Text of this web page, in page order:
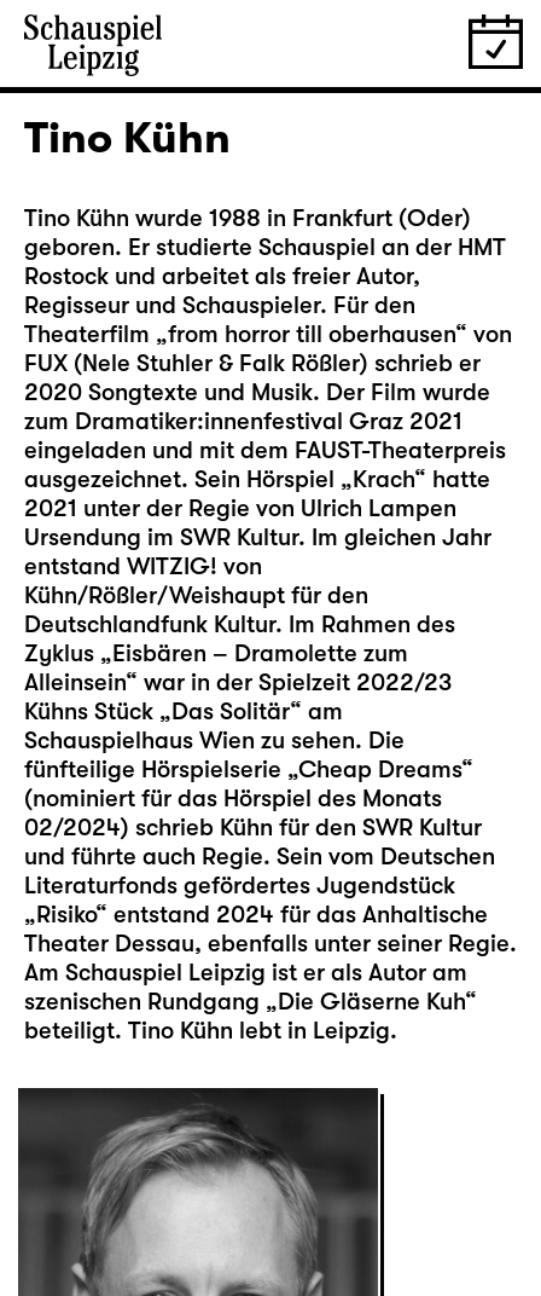
Tino Kühn
Tino Kühn wurde 1988 in Frankfurt (Oder)
geboren. Er studierte Schauspiel an der HMT
Rostock und arbeitet als freier Autor,
Regisseur und Schauspieler. Für den
Theaterfilm „from horror till oberhausen“ von
FUX (Nele Stuhler & Falk Rößler) schrieb er
2020 Songtexte und Musik. Der Film wurde
zum Dramatiker:innenfestival Graz 2021
eingeladen und mit dem FAUST-Theaterpreis
ausgezeichnet. Sein Hörspiel „Krach“ hatte
2021 unter der Regie von Ulrich Lampen
Ursendung im SWR Kultur. Im gleichen Jahr
entstand WITZIG! von
Kühn/Rößler/Weishaupt für den
Deutschlandfunk Kultur. Im Rahmen des
Zyklus „Eisbären – Dramolette zum
Alleinsein“ war in der Spielzeit 2022/23
Kühns Stück „Das Solitär“ am
Schauspielhaus Wien zu sehen. Die
fünfteilige Hörspielserie „Cheap Dreams“
(nominiert für das Hörspiel des Monats
02/2024) schrieb Kühn für den SWR Kultur
und führte auch Regie. Sein vom Deutschen
Literaturfonds gefördertes Jugendstück
„Risiko“ entstand 2024 für das Anhaltische
Theater Dessau, ebenfalls unter seiner Regie.
Am Schauspiel Leipzig ist er als Autor am
szenischen Rundgang „Die Gläserne Kuh“
beteiligt. Tino Kühn lebt in Leipzig.